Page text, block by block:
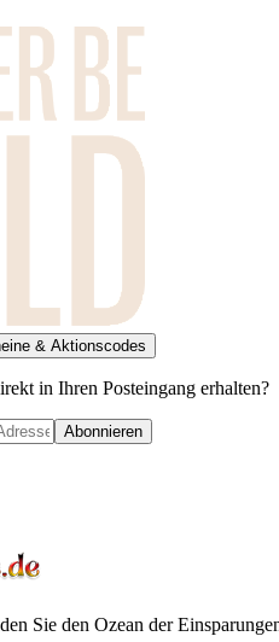
& Aktionscodes
in Ihren Posteingang erhalten?
Abonnieren
Sie den Ozean der